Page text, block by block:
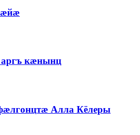
кæнынц
Алла Кёлеры